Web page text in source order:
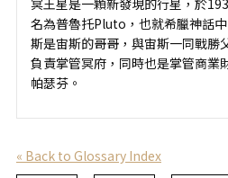
冥王星是一顆新發現的行星，於
名為普魯托Pluto，也就希臘神話
斯是宙斯的哥哥，與宙斯一同戰勝
負責掌管冥府，同時也是掌管商業
帕瑟芬。
« Back to Glossary Index